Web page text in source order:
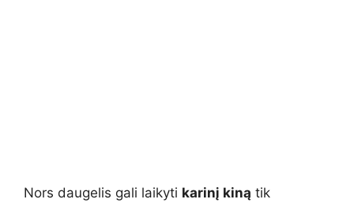
Nors daugelis gali laikyti karinį kiną tik